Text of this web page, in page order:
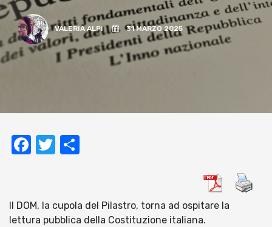
VALERIA ALPI 31 MARZO 2025
Facebook
Twitter
Il DOM, la cupola del Pilastro, torna ad ospitare la
lettura pubblica della Costituzione italiana.